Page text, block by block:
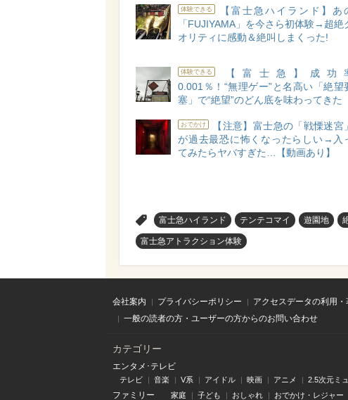
体験できる
【富士急ハイランド】あ
「FUJIYAMA」を今さら初体験→超絶
オリティに感動＆絶叫しまくった!
体験できる
【富士急】成功
0.001％！“無理ゲー”と名高い「絶望
塞」で“絶望”のどん底を味わってきた
おでかけ
【注意】富士急の「戦慄迷宮」
が過去最恐に怖くなったらしい→入
てみたらヤバすぎた…【動画あり】
富士急ハイランド テンテコマイ 遊園地
富士急アトラクション体験
会社案内 プライバシーポリシー アクセスデータの利用
一般の読者の方・ユーザーの方からのお問い合わせ
カテゴリー
エンタメ･テレビ
テレビ 音楽 V系 アイドル 映画 アニメ 2.5次元ミ
ファミリー 家庭 子ども おしゃれ おでかけ・レジャー